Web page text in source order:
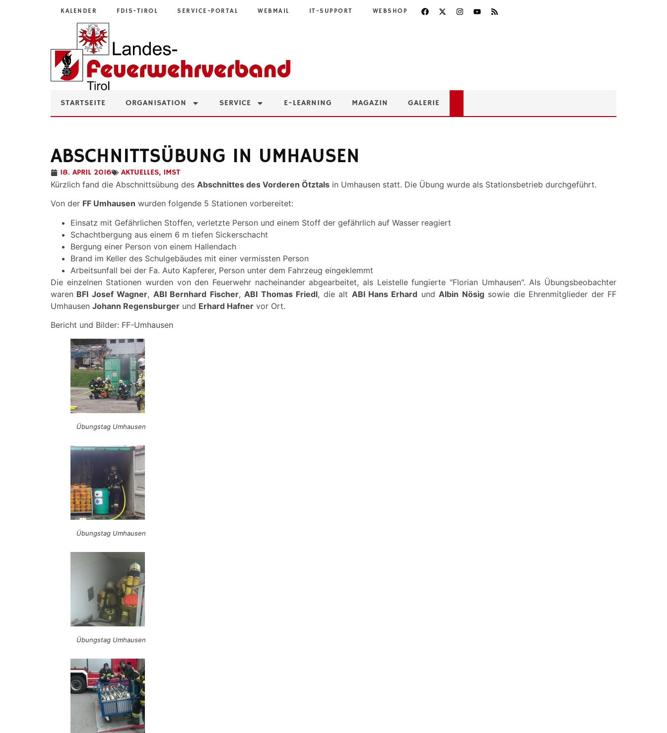
KALENDER FDIS-TIROL SERVICE-PORTAL WEBMAIL IT-SUPPORT WEBSHOP
STARTSEITE ORGANISATION SERVICE E-LEARNING MAGAZIN GALERIE
ABSCHNITTSÜBUNG IN UMHAUSEN
18. APRIL 2016 AKTUELLES, IMST
Kürzlich fand die Abschnittsübung des Abschnittes des Vorderen Ötztals in Umhausen statt. Die Übung wurde als Stationsbetrieb durchgeführt.
Von der FF Umhausen wurden folgende 5 Stationen vorbereitet:
Einsatz mit Gefährlichen Stoffen, verletzte Person und einem Stoff der gefährlich auf Wasser reagiert
Schachtbergung aus einem 6 m tiefen Sickerschacht
Bergung einer Person von einem Hallendach
Brand im Keller des Schulgebäudes mit einer vermissten Person
Arbeitsunfall bei der Fa. Auto Kapferer, Person unter dem Fahrzeug eingeklemmt
Die einzelnen Stationen wurden von den Feuerwehr nacheinander abgearbeitet, als Leistelle fungierte "Florian Umhausen". Als Übungsbeobachter
waren BFI Josef Wagner, ABI Bernhard Fischer, ABI Thomas Friedl, die alt ABI Hans Erhard und Albin Nösigsowie die Ehrenmitglieder der FF
Umhausen Johann Regensburger und Erhard Hafner vor Ort.
Bericht und Bilder: FF-Umhausen
Übungstag Umhausen
Übungstag Umhausen
Übungstag Umhausen